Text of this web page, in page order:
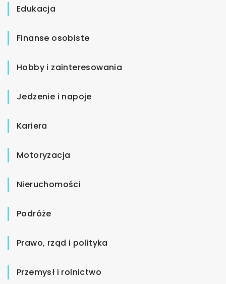
Edukacja
Finanse osobiste
Hobby i zainteresowania
Jedzenie i napoje
Kariera
Motoryzacja
Nieruchomości
Podróże
Prawo, rząd i polityka
Przemysł i rolnictwo